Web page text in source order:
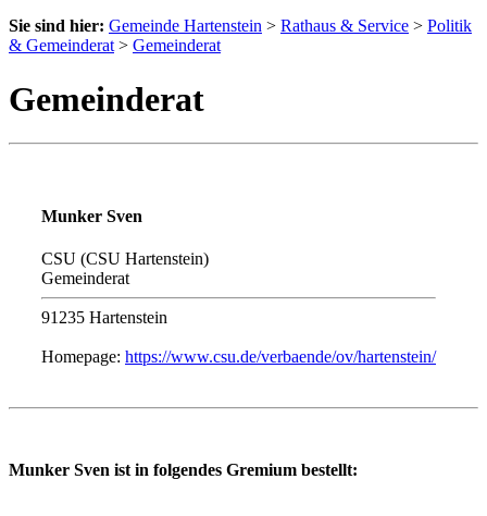
Sie sind hier: Gemeinde Hartenstein > Rathaus & Service > Politik
& Gemeinderat > Gemeinderat
Gemeinderat
Munker Sven
CSU (CSU Hartenstein)
Gemeinderat
91235 Hartenstein
Homepage: https://www.csu.de/verbaende/ov/hartenstein/
Munker Sven ist in folgendes Gremium bestellt: